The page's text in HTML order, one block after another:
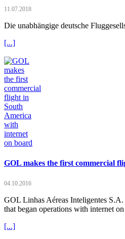
11.07.2018
Die unabhängige deutsche
[...]
GOL makes the first commercial
04.10.2016
GOL Linhas Aéreas Inteligentes
that began operations with internet
[...]